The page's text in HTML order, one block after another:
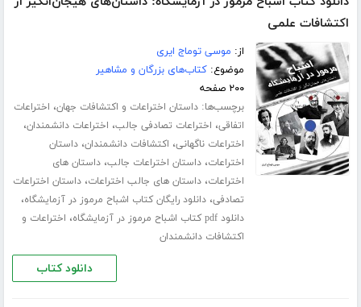
اکتشافات علمی
از: موسی توماج ایری
موضوع:کتاب‌های بزرگان و مشاهیر
۲۰۰ صفحه
برچسب‌ها:داستان اختراعات و اکتشافات جهان، اختراعات
اتفاقی، اختراعات تصادفی جالب، اختراعات دانشمندان،
اختراعات ناگهانی، اکتشافات دانشمندان،داستان
اختراعات،داستان اختراعات جالب،داستان های
اختراعات،داستان های جالب اختراعات،داستان اختراعات
تصادفی،دانلود رایگان کتاب اشباح مرموز در آزمایشگاه،
دانلود pdf کتاب اشباح مرموز در آزمایشگاه ، اختراعات و
اکتشافات دانشمندان
دانلود کتاب